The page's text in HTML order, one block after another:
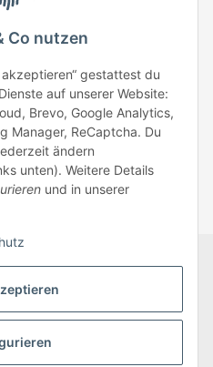
Co nutzen
gestattest du
auf unserer Website:
Brevo, Google Analytics,
Manager, ReCaptcha. Du
ändern
unten). Weitere Details
und in unserer
Zahlungsmöglichkeiten